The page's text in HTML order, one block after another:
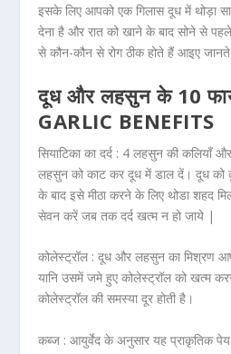
इसके लिए आपको एक गिलास दूध में थोड़ा
देना है और रात को खाने के बाद सोने से
से कौन-कौन से रोग ठीक होते हैं आइए
दूध और लहसुन के 10
GARLIC BENEFITS
सियाटिका का दर्द : 4 लहसुन की कलियाँ
लहसुन को काट कर दूध में डाल दें। दूध
के बाद इसे मीठा करने के लिए थोडा शहद
सेवन करें जब तक दर्द खत्म न हो जाये |
कोलेस्ट्रॉल : दूध और लहसुन का मिश्रण
यानि उसमें जमे हुए कोलेस्ट्रॉल को खत्म
कोलेस्ट्रॉल की समस्या दूर होती है।
कब्ज :आयुर्वेद के अनुसार यह प्राकृतिक